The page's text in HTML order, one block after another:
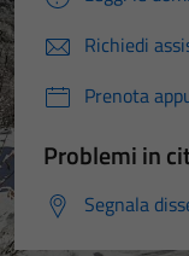
Richiedi
Prenota
Problemi in
Segnala